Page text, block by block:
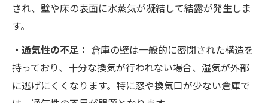
され、壁や床の表面に水蒸気が凝結して結露が発生しま
す。
・通気性の不足： 倉庫の壁は一般的に密閉された構造を
持っており、十分な換気が行われない場合、湿気が外部
に逃げにくくなります。特に窓や換気口が少ない倉庫で